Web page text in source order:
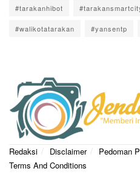
#tarakanhibot
#walikotatarakan #yansentp
Redaksi Disclaimer
Pedoman
Terms And Conditions